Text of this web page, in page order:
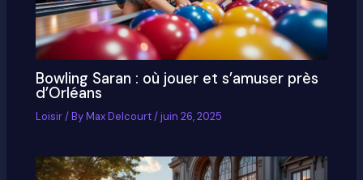
Bowling Saran : où jouer et s’amuser près
d’Orléans
Loisir/ ByMax Delcourt/juin 26, 2025